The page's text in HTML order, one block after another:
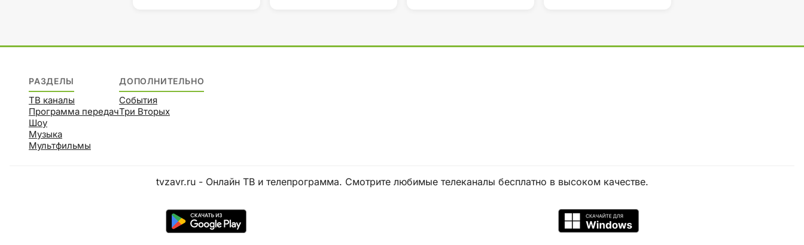
РАЗДЕЛЫ
ТВ каналы
Программа передач
Шоу
Музыка
Мультфильмы
ДОПОЛНИТЕЛЬНО
События
Три Вторых
tvzavr.ru - Онлайн ТВ и телепрограмма. Смотрите любимые телеканалы бесплатно в высоком качестве.